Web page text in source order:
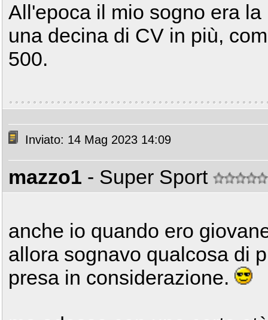
All'epoca il mio sogno era
una decina di CV in più,
500.
Inviato: 14 Mag 2023 14:09
mazzo1 - Super Sport
anche io quando ero
allora sognavo qualcosa di
presa in considerazione.